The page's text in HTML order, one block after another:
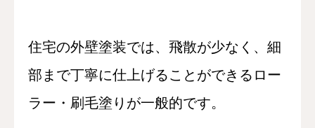
住宅の外壁塗装では、飛散が少なく、細
部まで丁寧に仕上げることができるロー
ラー・刷毛塗りが一般的です。